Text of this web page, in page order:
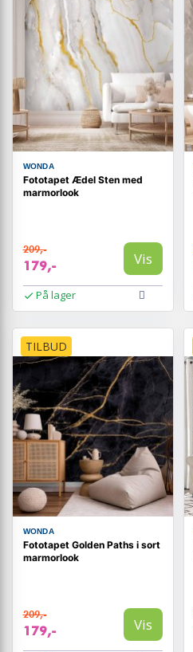
WONDA
Fototapet Ædel Sten med
marmorlook
209,-
179,- Vis
På lager
TILBUD
WONDA
Fototapet Golden Paths i sort
marmorlook
209,-
179,- Vis